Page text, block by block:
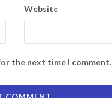
Website
the next time I comment.